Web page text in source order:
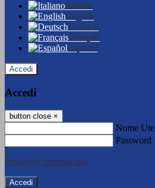
Italiano
English
Deutsch
Français
Español
Accedi
Accedi
button close ×
Nome
Password
Password dimenticata?